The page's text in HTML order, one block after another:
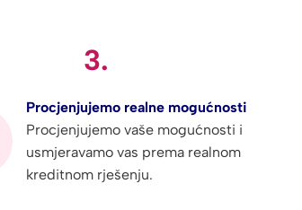
3.
Procjenjujemo realne mogućnosti
Procjenjujemo vaše mogućnosti i
usmjeravamo vas prema realnom
kreditnom rješenju.